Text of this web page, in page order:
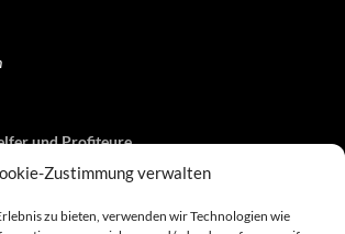
Zustimmung verwalten
zu bieten, verwenden wir Technologien wie
und Profiteure
VPN- und Web-Proxy…
und…